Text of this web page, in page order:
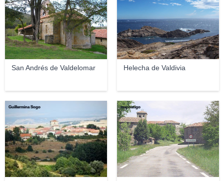
San Andrés de Valdelomar Helecha de Valdivia
Guillermina Sogo mapostigo